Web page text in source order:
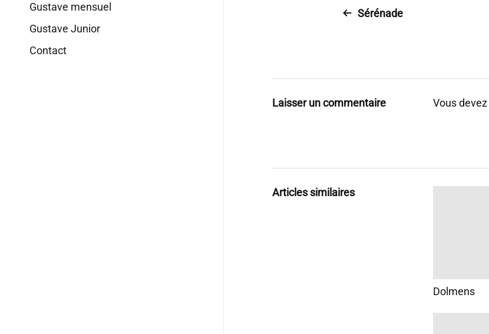
Gustave mensuel
Gustave Junior
Contact
Sérénade
Laisser un commentaire Vous devez
Articles similaires
Dolmens